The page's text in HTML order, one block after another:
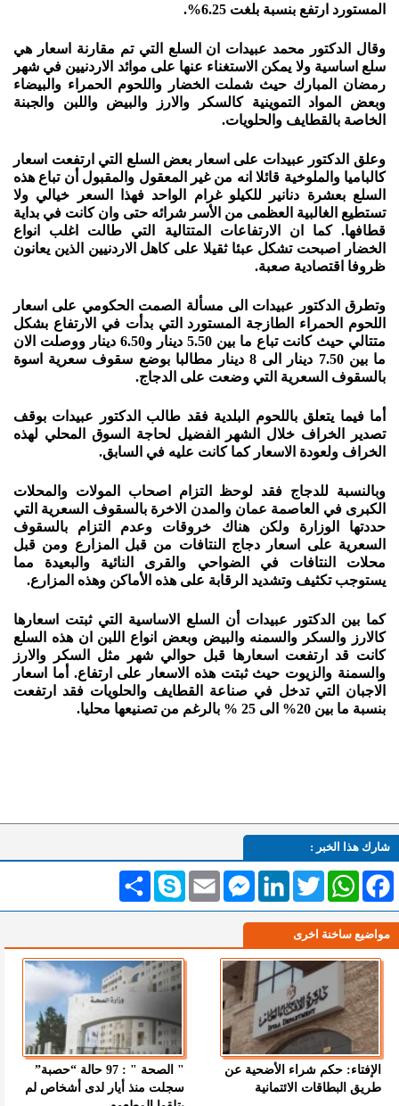
المستورد ارتفع بنسبة بلغت 6.25%.
وقال الدكتور محمد عبيدات ان السلع التي تم مقارنة اسعار هي
سلع اساسية ولا يمكن الاستغناء عنها على موائد الاردنيين في شهر
رمضان المبارك حيث شملت الخضار واللحوم الحمراء والبيضاء
وبعض المواد التموينية كالسكر والارز والبيض واللبن والجبنة
الخاصة بالقطايف والحلويات.
وعلق الدكتور عبيدات على اسعار بعض السلع التي ارتفعت اسعار
كالباميا والملوخية قائلا انه من غير المعقول والمقبول أن تباع هذه
السلع بعشرة دنانير للكيلو غرام الواحد فهذا السعر خيالي ولا
تستطيع الغالبية العظمى من الأسر شرائه حتى وان كانت في بداية
قطافها. كما ان الارتفاعات المتتالية التي طالت اغلب انواع
الخضار اصبحت تشكل عبئا ثقيلا على كاهل الاردنيين الذين يعانون
ظروفا اقتصادية صعبة.
وتطرق الدكتور عبيدات الى مسألة الصمت الحكومي على اسعار
اللحوم الحمراء الطازجة المستورد التي بدأت في الارتفاع بشكل
متتالي حيث كانت تباع ما بين 5.50 دينار و6.50 دينار ووصلت الان
ما بين 7.50 دينار الى 8 دينار مطالبا بوضع سقوف سعرية اسوة
بالسقوف السعرية التي وضعت على الدجاج.
أما فيما يتعلق باللحوم البلدية فقد طالب الدكتور عبيدات بوقف
تصدير الخراف خلال الشهر الفضيل لحاجة السوق المحلي لهذه
الخراف ولعودة الاسعار كما كانت عليه في السابق.
وبالنسبة للدجاج فقد لوحظ التزام اصحاب المولات والمحلات
الكبرى في العاصمة عمان والمدن الاخرة بالسقوف السعرية التي
حددتها الوزارة ولكن هناك خروقات وعدم التزام بالسقوف
السعرية على اسعار دجاج النتافات من قبل المزارع ومن قبل
محلات النتافات في الضواحي والقرى النائية والبعيدة مما
يستوجب تكثيف وتشديد الرقابة على هذه الأماكن وهذه المزارع.
كما بين الدكتور عبيدات أن السلع الاساسية التي ثبتت اسعارها
كالارز والسكر والسمنه والبيض وبعض انواع اللبن ان هذه السلع
كانت قد ارتفعت اسعارها قبل حوالي شهر مثل السكر والارز
والسمنة والزيوت حيث ثبتت هذه الاسعار على ارتفاع. أما اسعار
الاجبان التي تدخل في صناعة القطايف والحلويات فقد ارتفعت
بنسبة ما بين 20% الى 25 % بالرغم من تصنيعها محليا.
شارك هذا الخبر :
انشر Skype Email
MessengerLinkedInTwitterWhatsAppFacebook
مواضيع ساخنة اخرى
الإفتاء: حكم شراء الأضحية عن
طريق البطاقات الائتمانية
" الصحة " : 97 حالة “حصبة”
سجلت منذ أيار لدى أشخاص لم